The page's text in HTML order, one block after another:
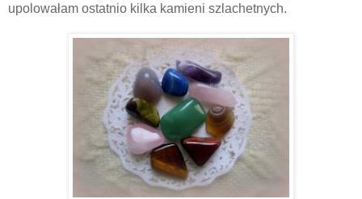
upolowałam ostatnio kilka kamieni szlachetnych.